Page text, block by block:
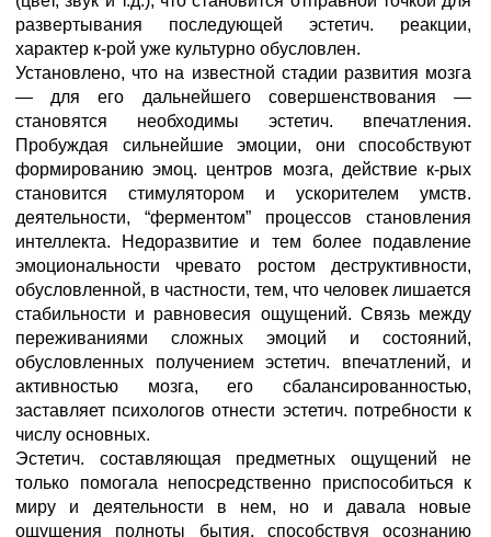
развертывания последующей эстетич. реакции,
характер к-рой уже культурно обусловлен.
Установлено, что на известной стадии развития мозга
— для его дальнейшего совершенствования —
становятся необходимы эстетич. впечатления.
Пробуждая сильнейшие эмоции, они способствуют
формированию эмоц. центров мозга, действие к-рых
становится стимулятором и ускорителем умств.
деятельности, “ферментом” процессов становления
интеллекта. Недоразвитие и тем более подавление
эмоциональности чревато ростом деструктивности,
обусловленной, в частности, тем, что человек лишается
стабильности и равновесия ощущений. Связь между
переживаниями сложных эмоций и состояний,
обусловленных получением эстетич. впечатлений, и
активностью мозга, его сбалансированностью,
заставляет психологов отнести эстетич. потребности к
числу основных.
Эстетич. составляющая предметных ощущений не
только помогала непосредственно приспособиться к
миру и деятельности в нем, но и давала новые
ощущения полноты бытия, способствуя осознанию